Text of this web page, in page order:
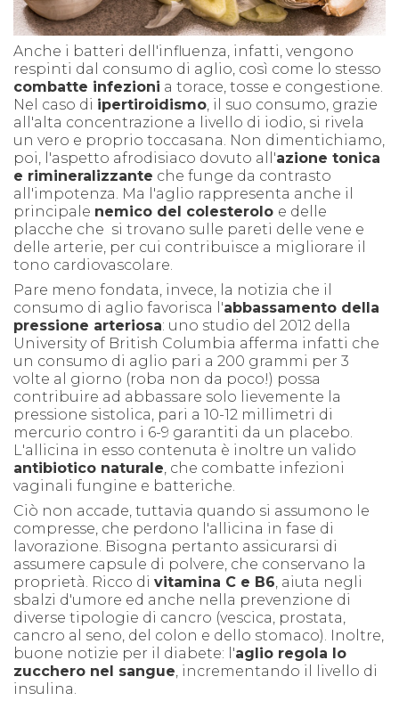
Anche i batteri dell'influenza, infatti, vengono
respinti dal consumo di aglio, così come lo stesso
combatte infezioni a torace, tosse e congestione.
Nel caso di ipertiroidismo, il suo consumo, grazie
all'alta concentrazione a livello di iodio, si rivela
un vero e proprio toccasana. Non dimentichiamo,
poi, l'aspetto afrodisiaco dovuto all'azione tonica
e rimineralizzante che funge da contrasto
all'impotenza. Ma l'aglio rappresenta anche il
principale nemico del colesterolo e delle
placche che si trovano sulle pareti delle vene e
delle arterie, per cui contribuisce a migliorare il
tono cardiovascolare.
Pare meno fondata, invece, la notizia che il
consumo di aglio favorisca l'abbassamento della
pressione arteriosa: uno studio del 2012 della
University of British Columbia afferma infatti che
un consumo di aglio pari a 200 grammi per 3
volte al giorno (roba non da poco!) possa
contribuire ad abbassare solo lievemente la
pressione sistolica, pari a 10-12 millimetri di
mercurio contro i 6-9 garantiti da un placebo.
L'allicina in esso contenuta è inoltre un valido
antibiotico naturale, che combatte infezioni
vaginali fungine e batteriche.
Ciò non accade, tuttavia quando si assumono le
compresse, che perdono l'allicina in fase di
lavorazione. Bisogna pertanto assicurarsi di
assumere capsule di polvere, che conservano la
proprietà. Ricco di vitamina C e B6, aiuta negli
sbalzi d'umore ed anche nella prevenzione di
diverse tipologie di cancro (vescica, prostata,
cancro al seno, del colon e dello stomaco). Inoltre,
buone notizie per il diabete: l'aglio regola lo
zucchero nel sangue, incrementando il livello di
insulina.